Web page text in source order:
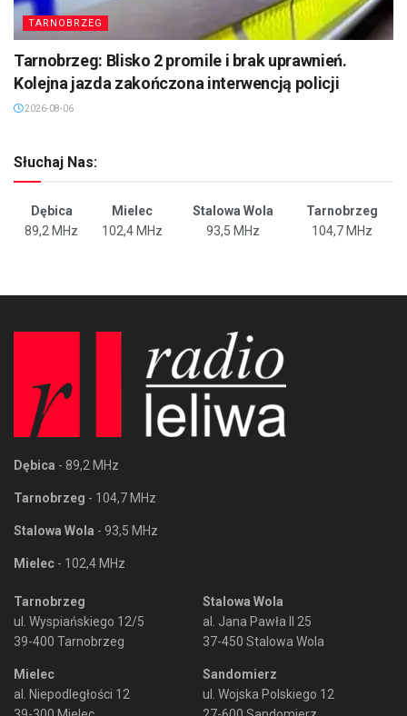
TARNOBRZEG
Tarnobrzeg: Blisko 2 promile i brak uprawnień.
Kolejna jazda zakończona interwencją policji
2026-08-06
Słuchaj Nas:
Dębica Mielec Stalowa Wola
Tarnobrzeg
89,2 MHz
102,4 MHz 93,5 MHz 104,7 MHz
Dębica - 89,2 MHz
Tarnobrzeg - 104,7 MHz
Stalowa Wola - 93,5 MHz
Mielec - 102,4 MHz
Tarnobrzeg
ul. Wyspiańskiego 12/5
39-400 Tarnobrzeg
Mielec
al. Niepodległości 12
Stalowa Wola
al. Jana Pawła II 25
37-450 Stalowa Wola
Sandomierz
ul. Wojska Polskiego 12